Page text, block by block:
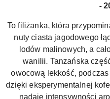
-
To filiżanka, która
nuty ciasta jagodowego
lodów malinowych, a
wanilii. Tanzańska
owocową lekkość,
dzięki eksperymentalnej
nadaje intensywności